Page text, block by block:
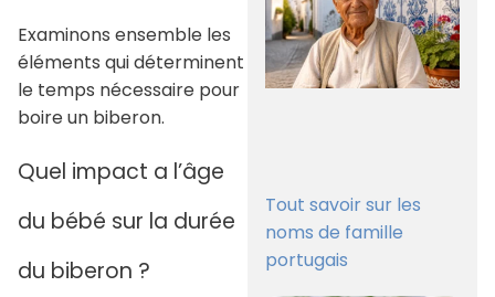
Examinons ensemble les
éléments qui déterminent
le temps nécessaire pour
boire un biberon.
Quel impact a l’âge
du bébé sur la durée
du biberon ?
Tout savoir sur les
noms de famille
portugais